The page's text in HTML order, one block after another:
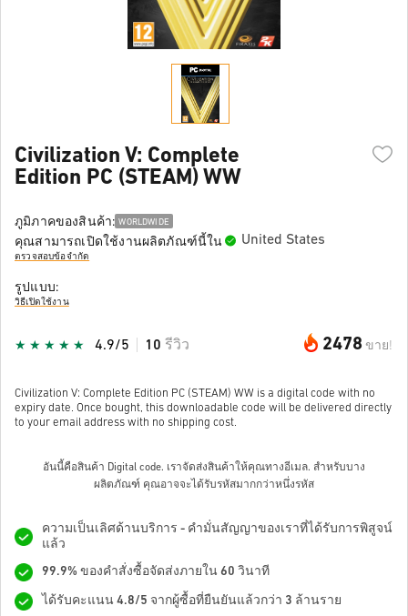
Civilization V: Complete
Edition PC (STEAM) WW
ภูมิภาคของสินค้า: WORLDWIDE
คุณสามารถเปิดใช้งานผลิตภัณฑ์นี้ใน United States
ตรวจสอบข้อจำกัด
รูปแบบ:
วิธีเปิดใช้งาน
2478 ขาย!
4.9/5 10 รีวิว
Civilization V: Complete Edition PC (STEAM) WW is a digital code with no
expiry date. Once bought, this downloadable code will be delivered directly
to your email address with no shipping cost.
อันนี้คือสินค้า Digital code. เราจัดส่งสินค้าให้คุณทางอีเมล. สำหรับบาง
ผลิตภัณฑ์ คุณอาจจะได้รับรหัสมากกว่าหนึ่งรหัส
ความเป็นเลิศด้านบริการ - คำมั่นสัญญาของเราที่ได้รับการพิสูจน์
แล้ว
99.9% ของคำสั่งซื้อจัดส่งภายใน 60 วินาที
ได้รับคะแนน 4.8/5 จากผู้ซื้อที่ยืนยันแล้วกว่า 3 ล้านราย